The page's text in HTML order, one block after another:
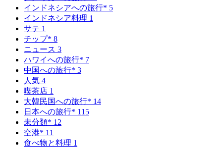
インドネシアへの旅行* 5
インドネシア料理 1
サテ 1
チップ* 8
ニュース 3
ハワイへの旅行* 7
中国への旅行* 3
人気 4
喫茶店 1
大韓民国への旅行* 14
日本への旅行* 115
未分類* 12
空港* 11
食べ物と料理 1